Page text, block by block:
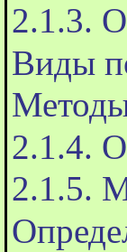
2.1.3.
Виды
2.1.4.
2.1.5.